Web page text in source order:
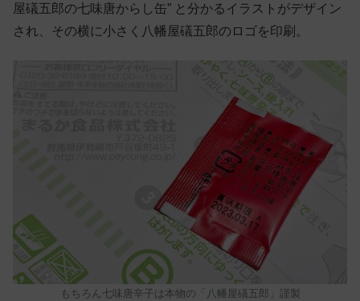
屋礒五郎の七味唐からし缶” と分かるイラストがデザイン
され、その横に小さく八幡屋礒五郎のロゴを印刷。
もちろん七味唐辛子は本物の「八幡屋礒五郎」謹製